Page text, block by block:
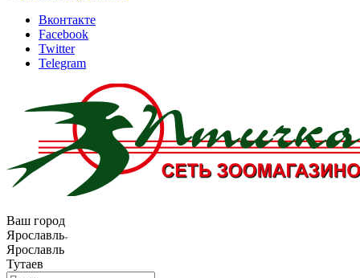
Вконтакте
Facebook
Twitter
Telegram
Ваш город
Ярославль
Ярославль
Тутаев